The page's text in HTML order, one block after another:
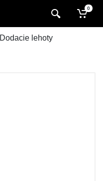
0
Dodacie lehoty